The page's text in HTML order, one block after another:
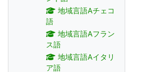
地域言語Aチェコ
語
地域言語Aフラン
ス語
地域言語Aイタリ
ア語